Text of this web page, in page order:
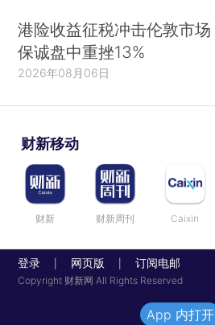
港险收益征税冲击伦敦市场
保诚盘中重挫13%
2026年08月06日
财新移动
财新 财新周刊 Caixin
登录 网页版 订阅电邮
Copyright 财新网 All Rights Reserved
App 内打开